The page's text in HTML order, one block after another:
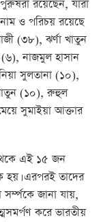
রয়েছেন, যারা
নাম ও পরিচয় রয়েছে
(৩৮), ঝর্ণা খাতুন
নাজমুল হাসান
সুলতানা (১০),
(১০), রুহুল
সুমাইয়া আক্তার
থেকে এই ১৫ জন
হয়। এরপরই তাদের
জানা যায়,
করে ভারতীয়